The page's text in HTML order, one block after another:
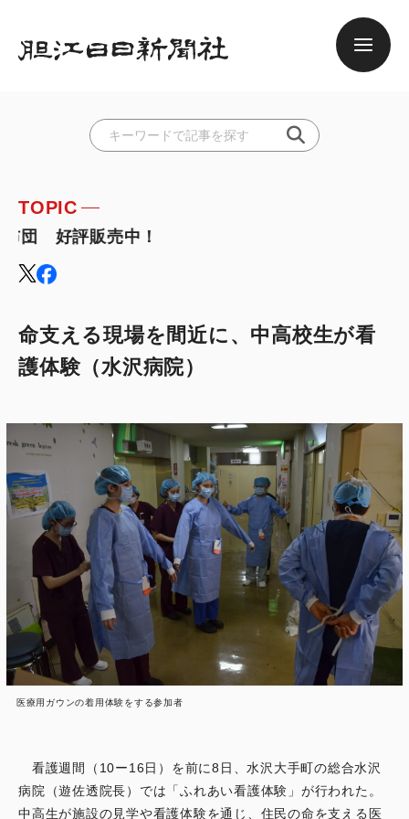
TOPIC
団 好評販売中！
命支える現場を間近に、中高校生が看
護体験（水沢病院）
医療用ガウンの着用体験をする参加者
看護週間（10ー16日）を前に8日、水沢大手町の総合水沢
病院（遊佐透院長）では「ふれあい看護体験」が行われた。
中高生が施設の見学や看護体験を通じ、住民の命を支える医